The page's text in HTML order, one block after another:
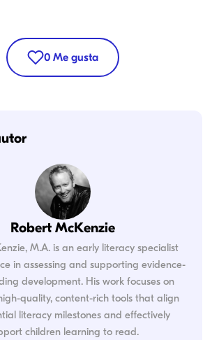
0 Me gusta
Robert McKenzie
M.A. is an early literacy specialist
in assessing and supporting evidence-
development. His work focuses on
quality, content-rich tools that align
literacy milestones and effectively
children learning to read.